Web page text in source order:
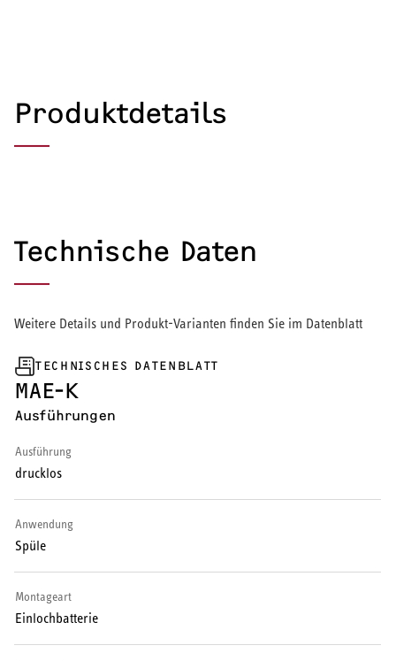
HEIZEN UND KÜHLEN
Wärmepumpe
Puffer- und Trinkwarmwasserspeicher
Regelung / Energiemanagement
Elektroheizung
Produktdetails
Technische Daten
Weitere Details und Produkt-Varianten finden Sie im Datenblatt
TECHNISCHES DATENBLATT
MAE-K
Ausführungen
Ausführung
drucklos
Anwendung
Spüle
Montageart
Einlochbatterie